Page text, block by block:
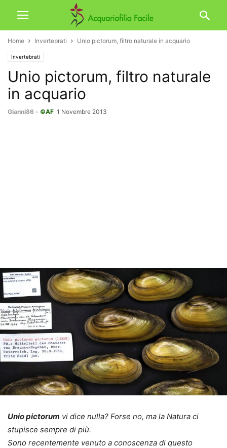
Home Invertebrati Unio pictorum, filtro naturale in acquario
Invertebrati
Unio pictorum, filtro naturale
in acquario
Gianni86 - ©AF 1 Novembre 2013
Unio pictorum vi dice nulla? Forse no, ma la Natura ci
stupisce sempre di più.
Sono recentemente venuto a conoscenza di questo